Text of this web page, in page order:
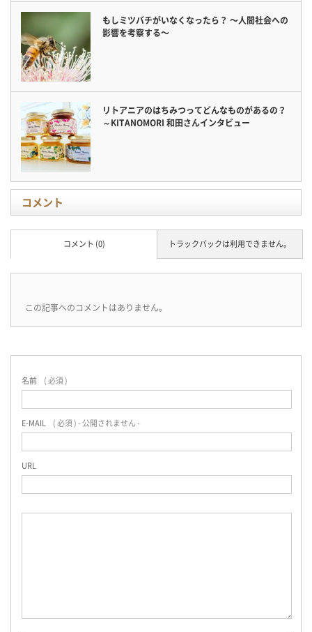
もしミツバチがいなくなったら？ 〜人間社会への
影響を考察する〜
リトアニアのはちみつってどんなものがあるの？
～KITANOMORI 和田さんインタビュー
コメント
トラックバックは利用できません。
コメント (0)
この記事へのコメントはありません。
名前 ( 必須 )
E-MAIL ( 必須 ) - 公開されません -
URL